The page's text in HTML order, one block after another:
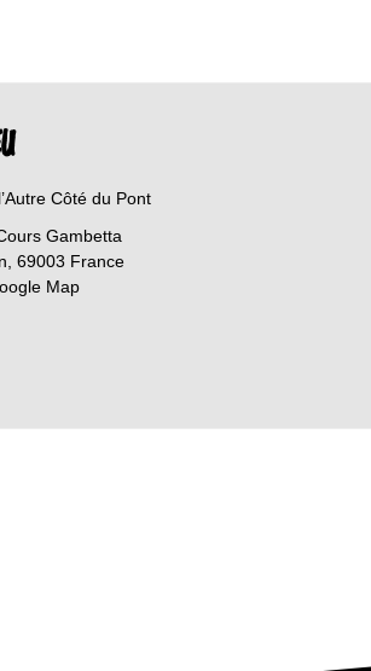
Côté du Pont
Gambetta
69003 France
Map